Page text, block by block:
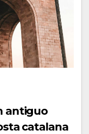
antiguo
catalana